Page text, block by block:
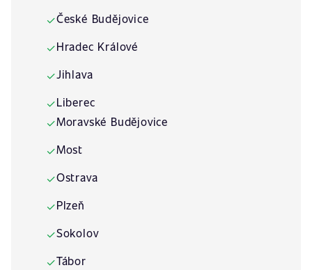
✓České Budějovice
✓Hradec Králové
✓Jihlava
✓Liberec
✓Moravské Budějovice
✓Most
✓Ostrava
✓Plzeň
✓Sokolov
✓Tábor